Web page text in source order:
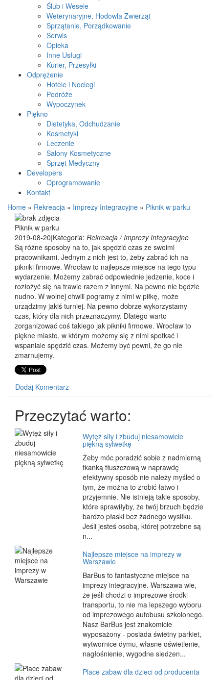
Ślub i Wesele
Weterynaryjne, Hodowla Zwierząt
Sprzątanie, Porządkowanie
Serwis
Opieka
Inne Usługi
Kurier, Przesyłki
Odprężenie
Hotele i Noclegi
Podróże
Wypoczynek
Piękno
Dietetyka, Odchudzanie
Kosmetyki
Leczenie
Salony Kosmetyczne
Sprzęt Medyczny
Developers
Oprogramowanie
Kontakt
Home » Rekreacja » Imprezy Integracyjne » Piknik w parku
Piknik w parku
2019-08-20|Kategoria: Rekreacja / Imprezy Integracyjne
Są różne sposoby na to, jak spędzić czas ze swoimi
pracownikami. Jednym z nich jest to, żeby zabrać ich na
pikniki firmowe. Wrocław to najlepsze miejsce na tego typu
wydarzenie. Możemy zabrać odpowiednie jedzenie, koce i
rozłożyć się na trawie razem z innymi. Na pewno nie będzie
nudno. W wolnej chwili pogramy z nimi w piłkę, może
urządzimy jakiś turniej. Na pewno dobrze wykorzystamy
czas, który dla nich przeznaczymy. Dlatego warto
zorganizować coś takiego jak pikniki firmowe. Wrocław to
piękne miasto, w którym możemy się z nimi spotkać i
wspaniale spędzić czas. Możemy być pewni, że go nie
zmarnujemy.
Dodaj Komentarz
Przeczytać warto:
Wytęż siły i zbuduj niesamowicie
piękną sylwetkę
Żeby móc poradzić sobie z nadmierną
tkanką tłuszczową w naprawdę
efektywny sposób nie należy myśleć o
tym, że można to zrobić łatwo i
przyjemnie. Nie istnieją takie sposoby,
które sprawiłyby, że twój brzuch będzie
bardzo płaski bez żadnego wysiłku.
Jeśli jesteś osobą, której potrzebne są
n...
Najlepsze miejsce na imprezy w
Warszawie
BarBus to fantastyczne miejsce na
imprezy integracyjne. Warszawa wie,
że jeśli chodzi o imprezowe środki
transportu, to nie ma lepszego wyboru
od imprezowego autobusu szkolonego.
Nasz BarBus jest znakomicie
wyposażony - posiada świetny parkiet,
wytwornice dymu, własne oświetlenie,
nagłośnienie, wygodne siedzen...
Place zabaw dla dzieci od producenta